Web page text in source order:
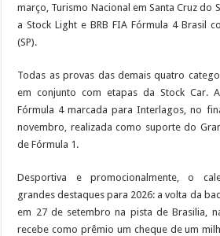
março, Turismo Nacional em Santa Cruz do
a Stock Light e BRB FIA Fórmula 4 Brasil
(SP).
Todas as provas das demais quatro
em conjunto com etapas da Stock Car.
Fórmula 4 marcada para Interlagos, no
novembro, realizada como suporte do
de Fórmula 1.
Desportiva e promocionalmente, o
grandes destaques para 2026: a volta da
em 27 de setembro na pista de Brasilia,
recebe como prêmio um cheque de um